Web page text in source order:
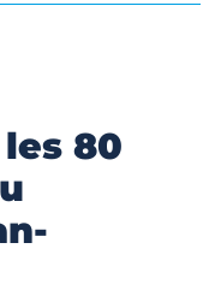
80